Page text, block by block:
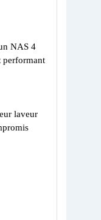
NAS 4
performant
laveur